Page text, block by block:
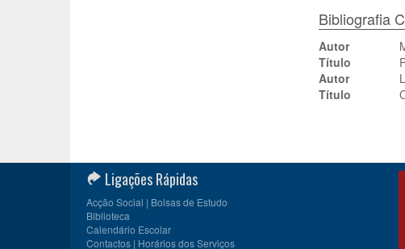
Bibliografia
Autor
Título
Autor
Título
Ligações Rápidas
Acção Social | Bolsas de Estudo
Biblioteca
Calendário Escolar
Contactos | Horários dos Serviços